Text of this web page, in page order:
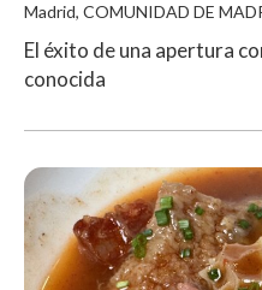
Madrid, COMUNIDAD DE
El éxito de una apertura
conocida